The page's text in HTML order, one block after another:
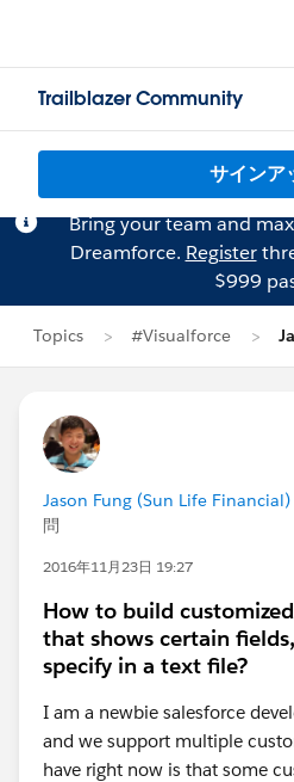
Trailblazer Community
サインア
Bring your team and
Dreamforce. Register
$999
Topics #Visualforce
Jason Fung (Sun Life Financial)
問
2016年11月23日 19:27
How to build
that shows certain
specify in a text file?
I am a newbie salesforce
and we support multiple
have right now is that some